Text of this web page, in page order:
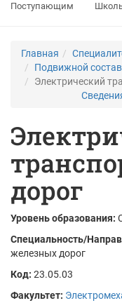
Поступающим
Главная
Подвижной
Электрический
дорог
Уровень образования:
Специальность/
железных дорог
Код: 23.05.03
Факультет: